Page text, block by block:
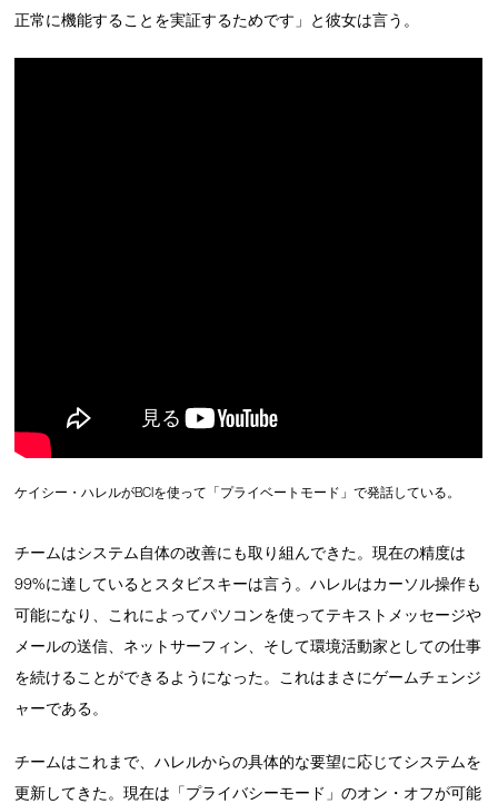
正常に機能することを実証するためです」と彼女は言う。
ケイシー・ハレルがBCIを使って「プライベートモード」で発話している。
チームはシステム自体の改善にも取り組んできた。現在の精度は
99%に達しているとスタビスキーは言う。ハレルはカーソル操作も
可能になり、これによってパソコンを使ってテキストメッセージや
メールの送信、ネットサーフィン、そして環境活動家としての仕事
を続けることができるようになった。これはまさにゲームチェンジ
ャーである。
チームはこれまで、ハレルからの具体的な要望に応じてシステムを
更新してきた。現在は「プライバシーモード」のオン・オフが可能